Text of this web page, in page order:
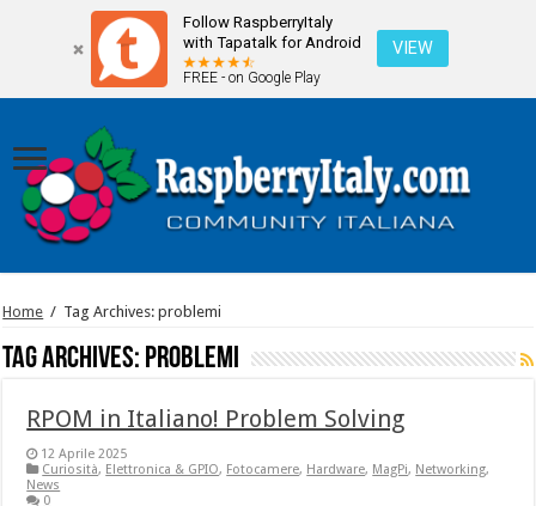
Follow RaspberryItaly
with Tapatalk for Android
FREE - on Google Play
VIEW
Home / Tag Archives: problemi
Tag Archives: problemi
RPOM in Italiano! Problem Solving
12 Aprile 2025
Curiosità, Elettronica & GPIO, Fotocamere, Hardware, MagPi, Networking,
News
0